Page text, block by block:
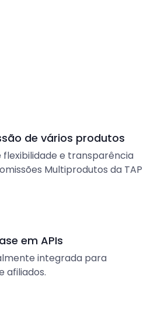
de vários produtos
e transparência
Multiprodutos da TAP
em APIs
integrada para
afiliados.